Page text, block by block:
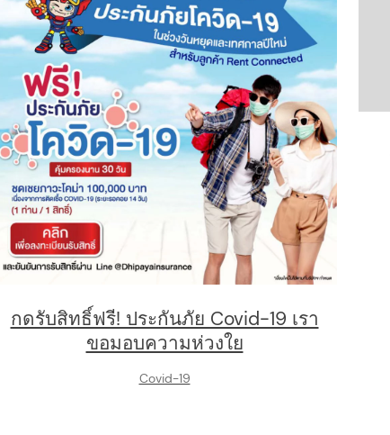
กดรับสิทธิ์ฟรี! ประกันภัย Covid-19 เรา
ขอมอบความห่วงใย
Covid-19